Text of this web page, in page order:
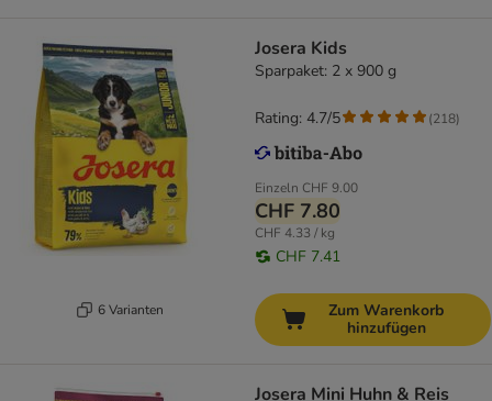
6 Varianten
Josera Kids
Sparpaket: 2 x 900 g
Einzeln CHF 9.00
CHF 7.80
CHF 4.33 / kg
CHF 7.41
Rating: 4.7/5 (218)
Zum Warenkorb
hinzufügen
Josera Mini Huhn & Reis